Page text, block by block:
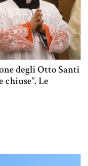
degli Otto Santi
Le